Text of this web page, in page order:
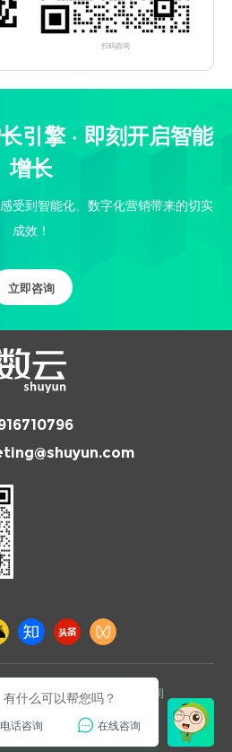
扫码咨询
引擎 · 即刻开启智能
增长
受到智能化、数字化营销带来的切实
成效！
立即咨询
云信息技术有限公司上海分公司
备2021031892号
ISO27001安全认证
有什么可以帮您吗？
电话咨询 在线咨询